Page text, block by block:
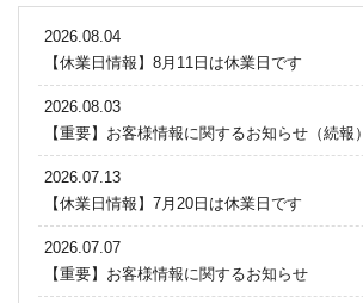
2026.08.04
【休業日情報】8月11日は休業日です
2026.08.03
【重要】お客様情報に関するお知らせ（続報）
2026.07.13
【休業日情報】7月20日は休業日です
2026.07.07
【重要】お客様情報に関するお知らせ